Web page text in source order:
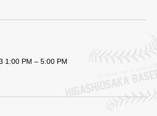
1:00 PM –5:00 PM